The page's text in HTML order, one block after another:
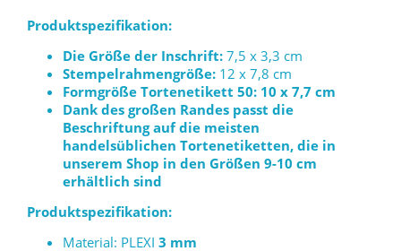
Produktspezifikation:
Die Größe der Inschrift: 7,5 x 3,3 cm
Stempelrahmengröße: 12 x 7,8 cm
Formgröße Tortenetikett 50: 10 x 7,7 cm
Dank des großen Randes passt die
Beschriftung auf die meisten
handelsüblichen Tortenetiketten, die in
unserem Shop in den Größen 9-10 cm
erhältlich sind
Produktspezifikation:
Material: PLEXI 3 mm